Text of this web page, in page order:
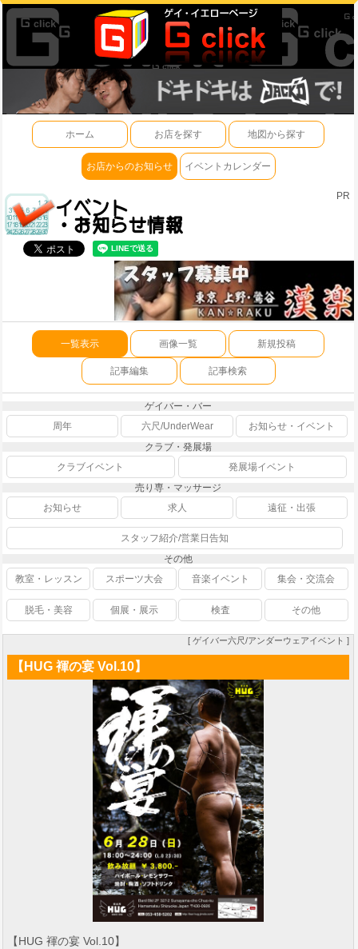
ホーム お店を探す 地図から探す
お店からのお知らせ イベントカレンダー
PR
一覧表示 画像一覧 新規投稿
記事編集 記事検索
ゲイバー・バー
周年
六尺/UnderWear
お知らせ・イベント
クラブ・発展場
クラブイベント
発展場イベント
売り専・マッサージ
お知らせ
求人 遠征・出張
スタッフ紹介/営業日告知
その他
教室・レッスン
スポーツ大会 音楽イベント 集会・交流会
脱毛・美容 個展・展示 検査 その他
[ ゲイバー六尺/アンダーウェアイベント ]
【HUG 褌の宴 Vol.10】
【HUG 褌の宴 Vol.10】